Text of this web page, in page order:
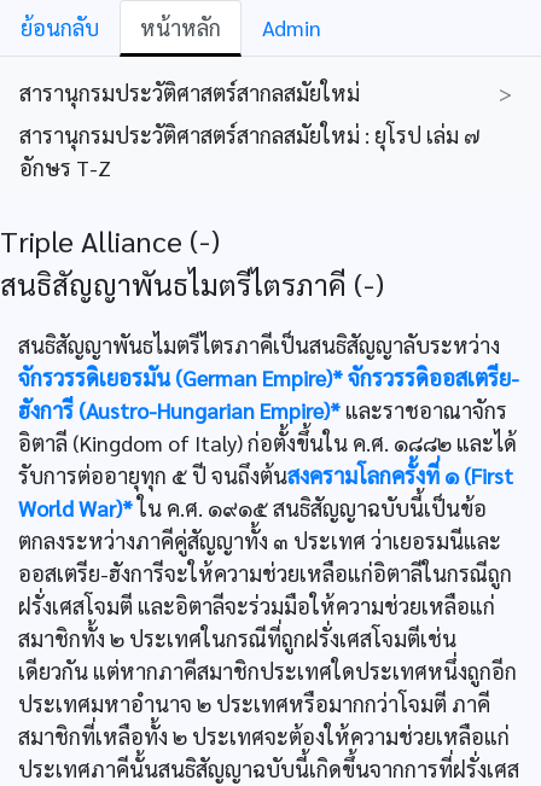
ย้อนกลับ หน้าหลัก Admin
สารานุกรมประวัติศาสตร์สากลสมัยใหม่
>
สารานุกรมประวัติศาสตร์สากลสมัยใหม่ : ยุโรป เล่ม ๗
อักษร T-Z
Triple Alliance (-)
สนธิสัญญาพันธไมตรีไตรภาคี (-)
สนธิสัญญาพันธไมตรีไตรภาคีเป็นสนธิสัญญาลับระหว่าง
จักรวรรดิเยอรมัน (German Empire)*จักรวรรดิออสเตรีย-
ฮังการี (Austro-Hungarian Empire)* และราชอาณาจักร
อิตาลี (Kingdom of Italy) ก่อตั้งขึ้นใน ค.ศ. ๑๘๘๒ และได้
รับการต่ออายุทุก ๕ ปี จนถึงต้นสงครามโลกครั้งที่ ๑ (First
World War)*ใน ค.ศ. ๑๙๑๕ สนธิสัญญาฉบับนี้เป็นข้อ
ตกลงระหว่างภาคีคู่สัญญาทั้ง ๓ ประเทศ ว่าเยอรมนีและ
ออสเตรีย-ฮังการีจะให้ความช่วยเหลือแก่อิตาลีในกรณีถูก
ฝรั่งเศสโจมตี และอิตาลีจะร่วมมือให้ความช่วยเหลือแก่
สมาชิกทั้ง ๒ ประเทศในกรณีที่ถูกฝรั่งเศสโจมตีเช่น
เดียวกัน แต่หากภาคีสมาชิกประเทศใดประเทศหนึ่งถูกอีก
ประเทศมหาอำนาจ ๒ ประเทศหรือมากกว่าโจมตี ภาคี
สมาชิกที่เหลือทั้ง ๒ ประเทศจะต้องให้ความช่วยเหลือแก่
ประเทศภาคีนั้นสนธิสัญญาฉบับนี้เกิดขึ้นจากการที่ฝรั่งเศส